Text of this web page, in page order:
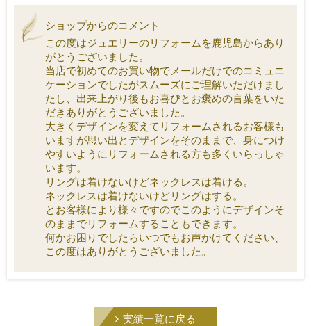
ショップからのコメント
この度はジュエリーのリフォームを鹿児島からあり
がとうございました。
当店で初めてのお買い物でメールだけでのコミュニ
ケーションでしたがスムーズにご理解いただけまし
たし、出来上がり後もお喜びとお褒めの言葉をいた
だきありがとうございました。
大きくデザインを変えてリフォームされるお客様も
いますが思い出とデザインをそのままで、身につけ
やすいようにリフォームされる方も多くいらっしゃ
います。
リングは着けないけどネックレスは着ける。
ネックレスは着けないけどリングはする。
とお客様により様々ですのでこのようにデザインそ
のままでリフォームすることもできます。
何かお困りでしたらいつでもお声かけてください、
この度はありがとうございました。
実績一覧に戻る